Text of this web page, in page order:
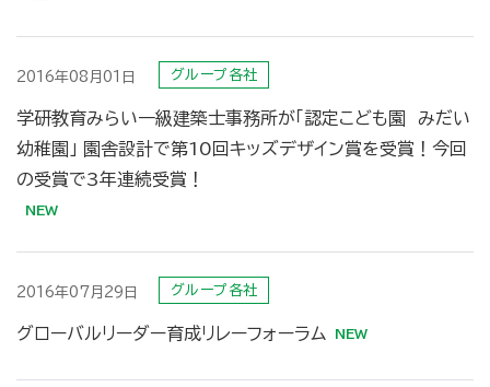
2016年08月01日 グループ各社
学研教育みらい一級建築士事務所が「認定こども園 みだい
幼稚園」 園舎設計で第10回キッズデザイン賞を受賞！今回
の受賞で3年連続受賞！
2016年07月29日 グループ各社
グローバルリーダー育成リレーフォーラム